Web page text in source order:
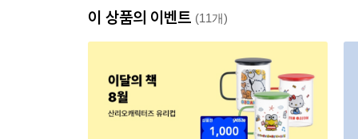
이 상품의 이벤트 (11개)